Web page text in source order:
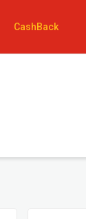
CashBack